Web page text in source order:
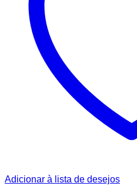
Adicionar à lista de desejos